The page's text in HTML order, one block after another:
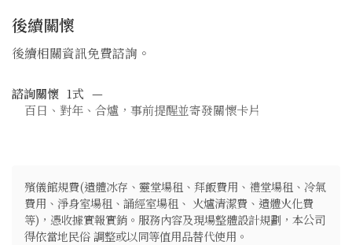
後續關懷
後續相關資訊免費諮詢。
諮詢關懷 1式 —
百日、對年、合爐，事前提醒並寄發關懷卡片
殯儀館規費(遺體冰存、靈堂場租、拜飯費用、禮堂場租、冷氣
費用、淨身室場租、誦經室場租、 火爐清潔費、遺體火化費
等)，憑收據實報實銷。服務內容及現場整體設計規劃，本公司
得依當地民俗 調整或以同等值用品替代使用。